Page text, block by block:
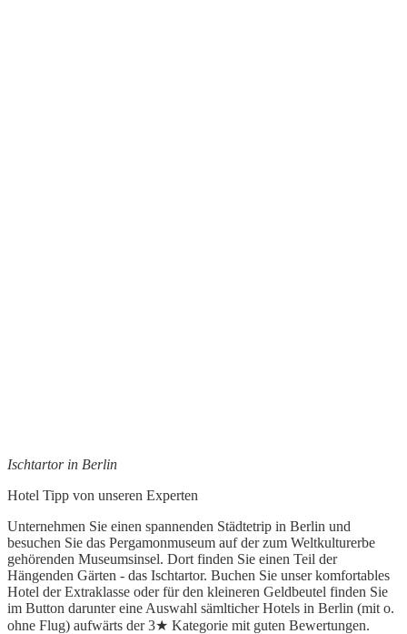
Ischtartor in Berlin
Hotel Tipp von unseren Experten
Unternehmen Sie einen spannenden Städtetrip in Berlin und
besuchen Sie das Pergamonmuseum auf der zum Weltkulturerbe
gehörenden Museumsinsel. Dort finden Sie einen Teil der
Hängenden Gärten - das Ischtartor. Buchen Sie unser komfortables
Hotel der Extraklasse oder für den kleineren Geldbeutel finden Sie
im Button darunter eine Auswahl sämlticher Hotels in Berlin (mit o.
ohne Flug) aufwärts der 3★ Kategorie mit guten Bewertungen.